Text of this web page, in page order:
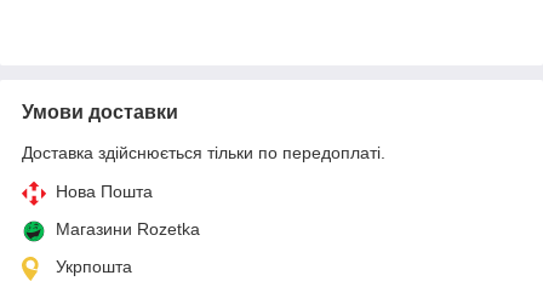
Умови доставки
Доставка здійснюється тільки по передоплаті.
Нова Пошта
Магазини Rozetka
Укрпошта